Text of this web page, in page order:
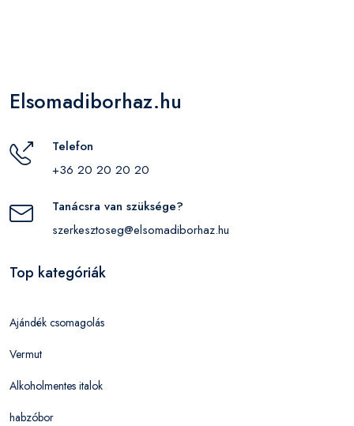
Elsomadiborhaz.hu
Telefon
+36 20 20 20 20
Tanácsra van szüksége?
szerkesztoseg@elsomadiborhaz.hu
Top kategóriák
Ajándék csomagolás
Vermut
Alkoholmentes italok
habzóbor